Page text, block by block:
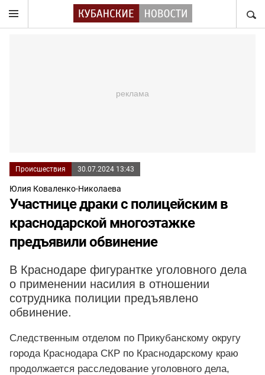
Происшествия 30.07.2024 13:43
Юлия Коваленко-Николаева
Участнице драки с полицейским в
краснодарской многоэтажке
предъявили обвинение
В Краснодаре фигурантке уголовного дела
о применении насилия в отношении
сотрудника полиции предъявлено
обвинение.
Следственным отделом по Прикубанскому округу
города Краснодара СКР по Краснодарскому краю
продолжается расследование уголовного дела,